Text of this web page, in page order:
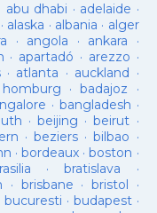
abu dhabi · adelaide ·
· alaska · albania · alger
· angola · ankara ·
· apartadó · arezzo ·
· atlanta · auckland ·
·badajoz ·
· bangladesh ·
·beijing ·beirut ·
·beziers ·bilbao ·
·bordeaux ·boston ·
·bratislava ·
· brisbane · bristol ·
bucuresti · budapest·